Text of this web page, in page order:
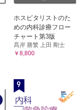
ホスピタリストのた
めの内科診療フロー
チャート第3版
髙岸 勝繁 上田 剛士
￥8,800
9